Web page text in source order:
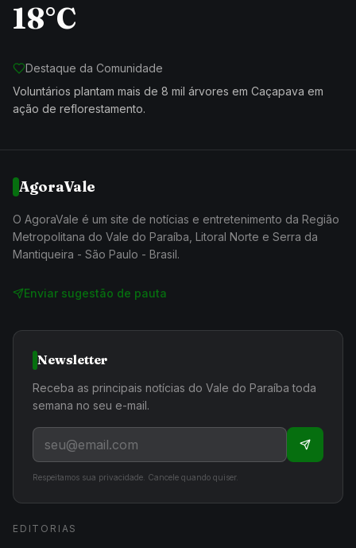
18°C
Destaque da Comunidade
Voluntários plantam mais de 8 mil árvores em Caçapava em
ação de reflorestamento.
AgoraVale
O AgoraVale é um site de notícias e entretenimento da Região
Metropolitana do Vale do Paraíba, Litoral Norte e Serra da
Mantiqueira - São Paulo - Brasil.
Enviar sugestão de pauta
Newsletter
Receba as principais notícias do Vale do Paraíba toda
semana no seu e-mail.
Respeitamos sua privacidade. Cancele quando quiser.
EDITORIAS